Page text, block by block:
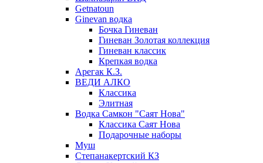
Getnatoun
Ginevan водка
Бочка Гиневан
Гиневан Золотая коллекция
Гиневан классик
Крепкая водка
Арегак К.З.
ВЕДИ АЛКО
Классика
Элитная
Водка Самкон "Саят Нова"
Классика Саят Нова
Подарочные наборы
Муш
Степанакертский КЗ